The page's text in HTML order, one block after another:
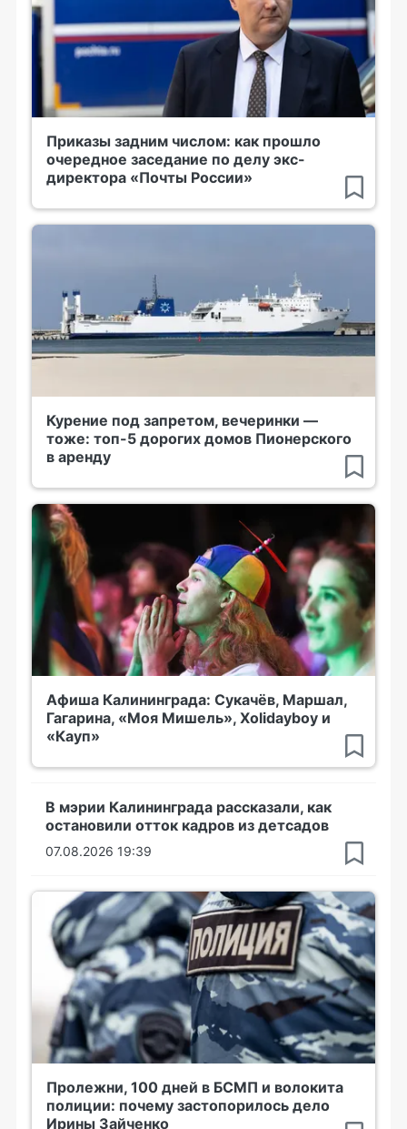
Приказы задним числом: как прошло
очередное заседание по делу экс-
директора «Почты России»
Курение под запретом, вечеринки —
тоже: топ-5 дорогих домов Пионерского
в аренду
Афиша Калининграда: Сукачёв, Маршал,
Гагарина, «Моя Мишель», Xolidayboy и
«Кауп»
В мэрии Калининграда рассказали, как
остановили отток кадров из детсадов
07.08.2026 19:39
Пролежни, 100 дней в БСМП и волокита
полиции: почему застопорилось дело
Ирины Зайченко